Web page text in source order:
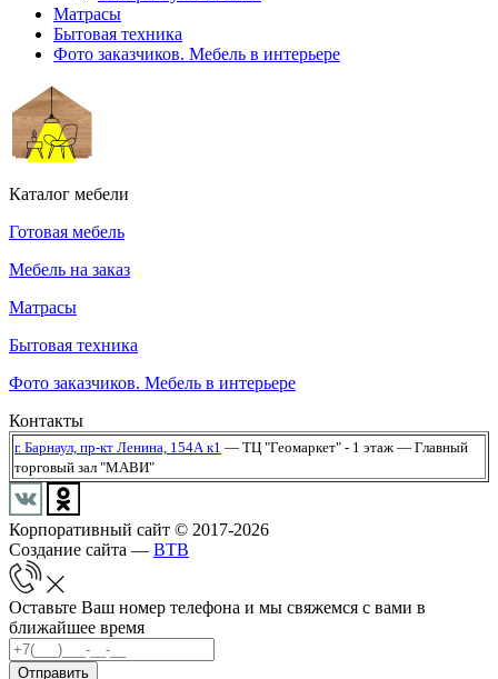
Матрасы
Бытовая техника
Фото заказчиков. Мебель в интерьере
Каталог мебели
Готовая мебель
Мебель на заказ
Матрасы
Бытовая техника
Фото заказчиков. Мебель в интерьере
Контакты
г. Барнаул, пр-кт Ленина, 154А к1 — ТЦ "Геомаркет" - 1 этаж — Главный
торговый зал "МАВИ"
Корпоративный сайт © 2017-2026
Создание сайта — BTB
Оставьте Ваш номер телефона и мы свяжемся с вами в
ближайшее время
Отправить